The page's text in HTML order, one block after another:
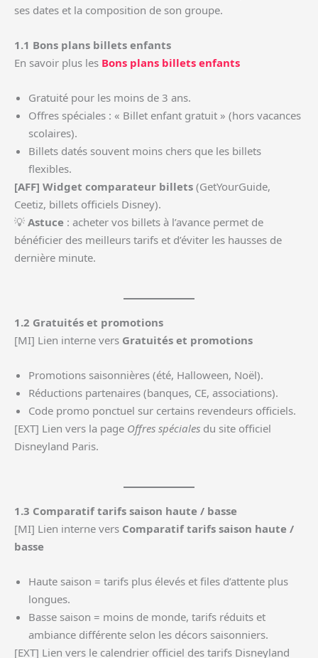
ses dates et la composition de son groupe.
1.1 Bons plans billets enfants
En savoir plus les Bons plans billets enfants
Gratuité pour les moins de 3 ans.
Offres spéciales : « Billet enfant gratuit » (hors vacances
scolaires).
Billets datés souvent moins chers que les billets
flexibles.
[AFF] Widget comparateur billets (GetYourGuide,
Ceetiz, billets officiels Disney).
💡 Astuce : acheter vos billets à l’avance permet de
bénéficier des meilleurs tarifs et d’éviter les hausses de
dernière minute.
1.2 Gratuités et promotions
[MI] Lien interne vers Gratuités et promotions
Promotions saisonnières (été, Halloween, Noël).
Réductions partenaires (banques, CE, associations).
Code promo ponctuel sur certains revendeurs officiels.
[EXT] Lien vers la page Offres spéciales du site officiel
Disneyland Paris.
1.3 Comparatif tarifs saison haute / basse
[MI] Lien interne vers Comparatif tarifs saison haute /
basse
Haute saison = tarifs plus élevés et files d’attente plus
longues.
Basse saison = moins de monde, tarifs réduits et
ambiance différente selon les décors saisonniers.
[EXT] Lien vers le calendrier officiel des tarifs Disneyland